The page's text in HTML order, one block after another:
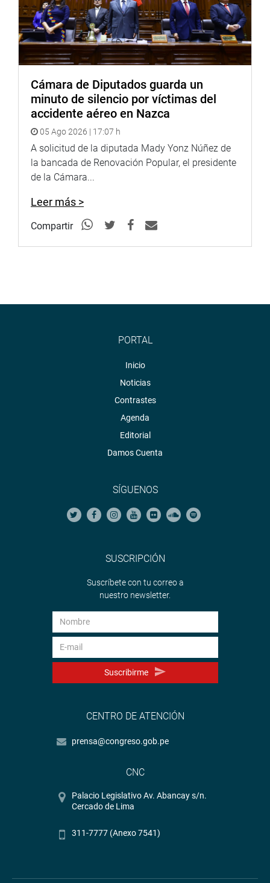
Cámara de Diputados guarda un
minuto de silencio por víctimas del
accidente aéreo en Nazca
05 Ago 2026 | 17:07 h
A solicitud de la diputada Mady Yonz Núñez de
la bancada de Renovación Popular, el presidente
de la Cámara...
Leer más >
Compartir
PORTAL
Inicio
Noticias
Contrastes
Agenda
Editorial
Damos Cuenta
SÍGUENOS
SUSCRIPCIÓN
Suscríbete con tu correo a
nuestro newsletter.
Suscribirme
CENTRO DE ATENCIÓN
prensa@congreso.gob.pe
CNC
Palacio Legislativo Av. Abancay s/n.
Cercado de Lima
311-7777 (Anexo 7541)